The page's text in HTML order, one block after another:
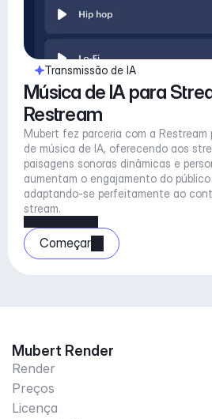
Transmissão de IA
Música de IA para
Restream
Mubert fez parceria com a Restream
de música de IA, oferecendo aos
paisagens sonoras dinâmicas e
aumentam o engajamento do
adaptando-se perfeitamente ao
stream.
Começar
Mubert Render
Render
Preços
Licença